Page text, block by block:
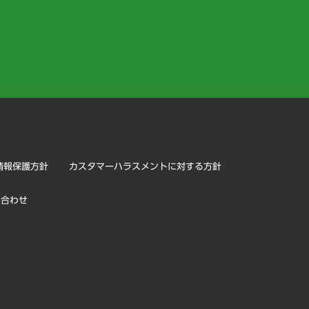
報保護方針 カスタマーハラスメントに対する方針
わせ